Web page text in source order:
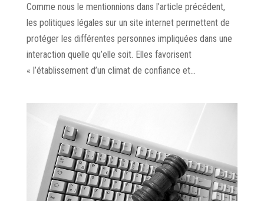
Comme nous le mentionnions dans l’article précédent,
les politiques légales sur un site internet permettent de
protéger les différentes personnes impliquées dans une
interaction quelle qu’elle soit. Elles favorisent
« l’établissement d’un climat de confiance et...